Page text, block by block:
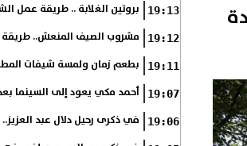
19:13 بروتين الغلابة .. طريقة عمل
19:12 مشروب الصيف المنعش.. طريقة
19:11 بطعم زمان ولمسة شيفات
19:07 أحمد مكي يعود إلى السينما بعد 13 عامًا.. وانطلاق تصوير «فرصة
19:06 في ذكرى رحيل دلال عبد